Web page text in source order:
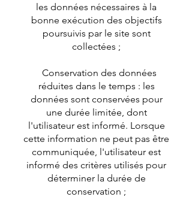
les données nécessaires à la
bonne exécution des objectifs
poursuivis par le site sont
collectées ;
Conservation des données
réduites dans le temps : les
données sont conservées pour
une durée limitée, dont
l'utilisateur est informé. Lorsque
cette information ne peut pas être
communiquée, l'utilisateur est
informé des critères utilisés pour
déterminer la durée de
conservation ;